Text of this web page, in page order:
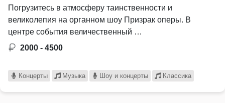
Погрузитесь в атмосферу таинственности и
великолепия на органном шоу Призрак оперы. В
центре события величественный …
2000 - 4500
Концерты Музыка Шоу и концерты Классика